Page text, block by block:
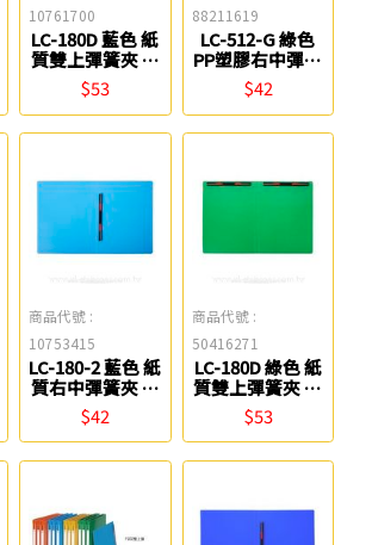
10761700
LC-180D 藍色 紙
質雙上彈簧夾 連
勤牌
$53
88211619
LC-512-G 綠色
PP塑膠右中彈簧
夾 連勤牌
$42
商品代號 :
10753415
LC-180-2 藍色 紙
質右中彈簧夾 連
勤牌
$42
商品代號 :
50416271
LC-180D 綠色 紙
質雙上彈簧夾 連
勤牌
$53